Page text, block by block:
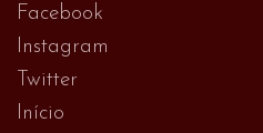
Facebook
Instagram
Twitter
Início